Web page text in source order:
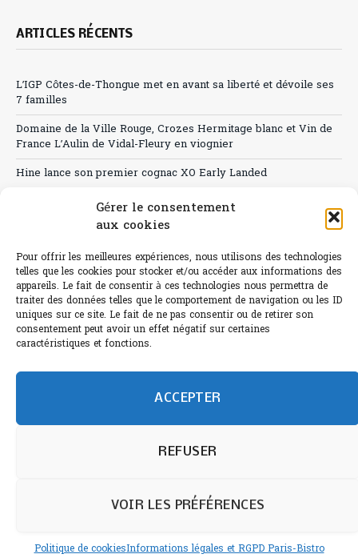
Gérer le consentement
aux cookies
Pour offrir les meilleures expériences, nous utilisons des technologies
telles que les cookies pour stocker et/ou accéder aux informations des
appareils. Le fait de consentir à ces technologies nous permettra de
traiter des données telles que le comportement de navigation ou les ID
uniques sur ce site. Le fait de ne pas consentir ou de retirer son
consentement peut avoir un effet négatif sur certaines
caractéristiques et fonctions.
ACCEPTER
REFUSER
VOIR LES PRÉFÉRENCES
Politique de cookiesInformations légales et RGPD Paris-Bistro
ARTICLES RÉCENTS
L’IGP Côtes-de-Thongue met en avant sa liberté et dévoile ses
7 familles
Domaine de la Ville Rouge, Crozes Hermitage blanc et Vin de
France L’Aulin de Vidal-Fleury en viognier
Hine lance son premier cognac XO Early Landed
Canicule : A quand le CHR à « l’heure espagnole » ?
Sélection de rosés 2026
L'abus d'alcool est dangereux pour la santé.
humain et 0% IA de Paris Bistro Editions - SARL de Presse -
Informations légales etRGPD